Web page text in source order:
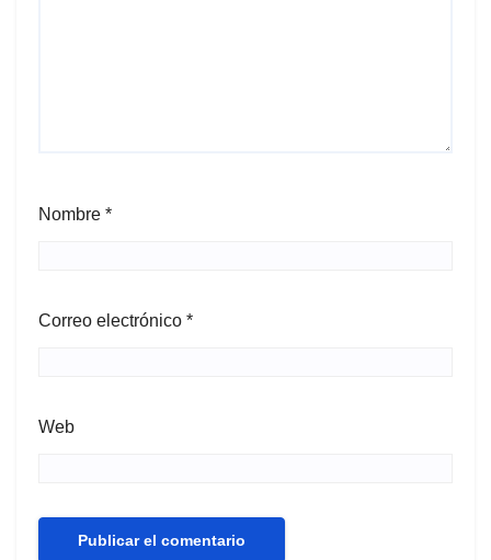
Nombre *
Correo electrónico *
Web